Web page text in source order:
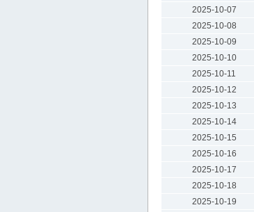
2025-10-07
2025-10-08
2025-10-09
2025-10-10
2025-10-11
2025-10-12
2025-10-13
2025-10-14
2025-10-15
2025-10-16
2025-10-17
2025-10-18
2025-10-19